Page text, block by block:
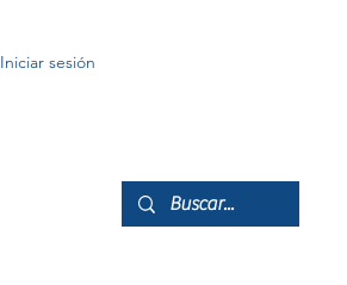
Iniciar sesión